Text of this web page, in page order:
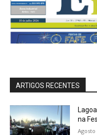
ARTIGOS RECENTES
na
Agosto